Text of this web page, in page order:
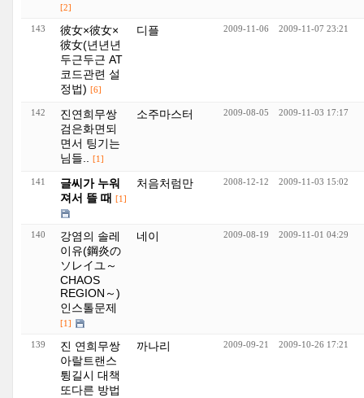
[2]
143
彼女×彼女×
彼女(년년년
두근두근 AT
코드관련 설
정법) [6]
디플 2009-11-06 2009-11-07 23:21
142
진연희무쌍
검은화면되
면서 팅기는
님들.. [1]
소주마스터 2009-08-05 2009-11-03 17:17
141
글씨가 누워
져서 뜰 때
[1]
처음처럼만 2008-12-12 2009-11-03 15:02
140
강염의 솔레
이유(鋼炎の
ソレイユ～
CHAOS
REGION～)
인스톨문제
[1]
네이 2009-08-19 2009-11-01 04:29
139
진 연희무쌍
아랄트랜스
튕길시 대책
또다른 방법
까나리 2009-09-21 2009-10-26 17:21